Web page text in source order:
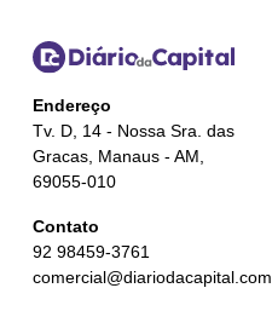
Endereço
Tv. D, 14 - Nossa Sra. das
Gracas, Manaus - AM,
69055-010
Contato
92 98459-3761
comercial@diariodacapital.com